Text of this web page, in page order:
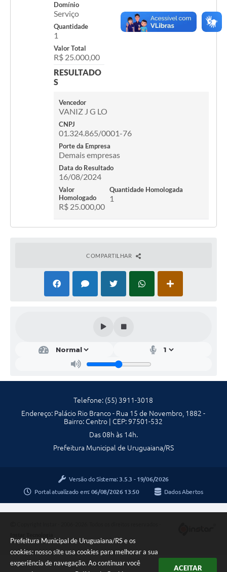
Prefeitura Municipal de Uruguaiana/RS e os
cookies: nosso site usa cookies para melhorar a sua
experiência de navegação. Ao continuar você
ACEITAR
Colégio Agrícola Municipal
SIM - Serviço de Inspeção Municipal
Vigilância Sanitária
COPIR - Coordenadoria de Promoção de Igualdade Racial
Domínio
Serviço
Quantidade
1
Valor Total
R$ 25.000,00
RESULTADO
S
Vencedor
VANIZ J G LO
CNPJ
01.324.865/0001-76
Porte da Empresa
Demais empresas
Data do Resultado
16/08/2024
Valor
Homologado
R$ 25.000,00
Quantidade Homologada
1
COMPARTILHAR
Telefone: (55) 3911-3018
Endereço: Palácio Rio Branco - Rua 15 de Novembro, 1882 -
Bairro: Centro | CEP: 97501-532
Das 08h às 14h.
Prefeitura Municipal de Uruguaiana/RS
Versão do Sistema: 3.5.3 - 19/06/2026
Portal atualizado em: 06/08/2026 13:50 Dados Abertos